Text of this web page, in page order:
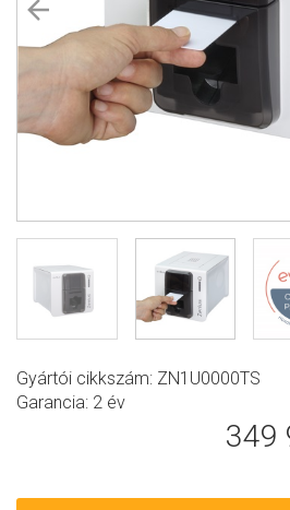
Gyártói cikkszám: ZN1U0000TS
Garancia: 2 év
349